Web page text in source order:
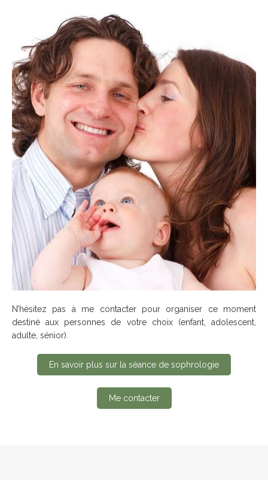
N’hésitez pas à me contacter pour organiser ce moment
destiné aux personnes de votre choix (enfant, adolescent,
adulte, sénior).
En savoir plus sur la séance de sophrologie
Me contacter